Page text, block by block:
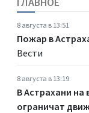
8 августа в 13:51
Пожар в
Вести
8 августа в 13:19
В Астрахани на
ограничат